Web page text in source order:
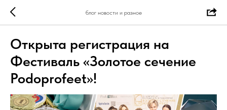
блог новости и разное
Открыта регистрация на
Фестиваль «Золотое сечение
Podoprofeet»!